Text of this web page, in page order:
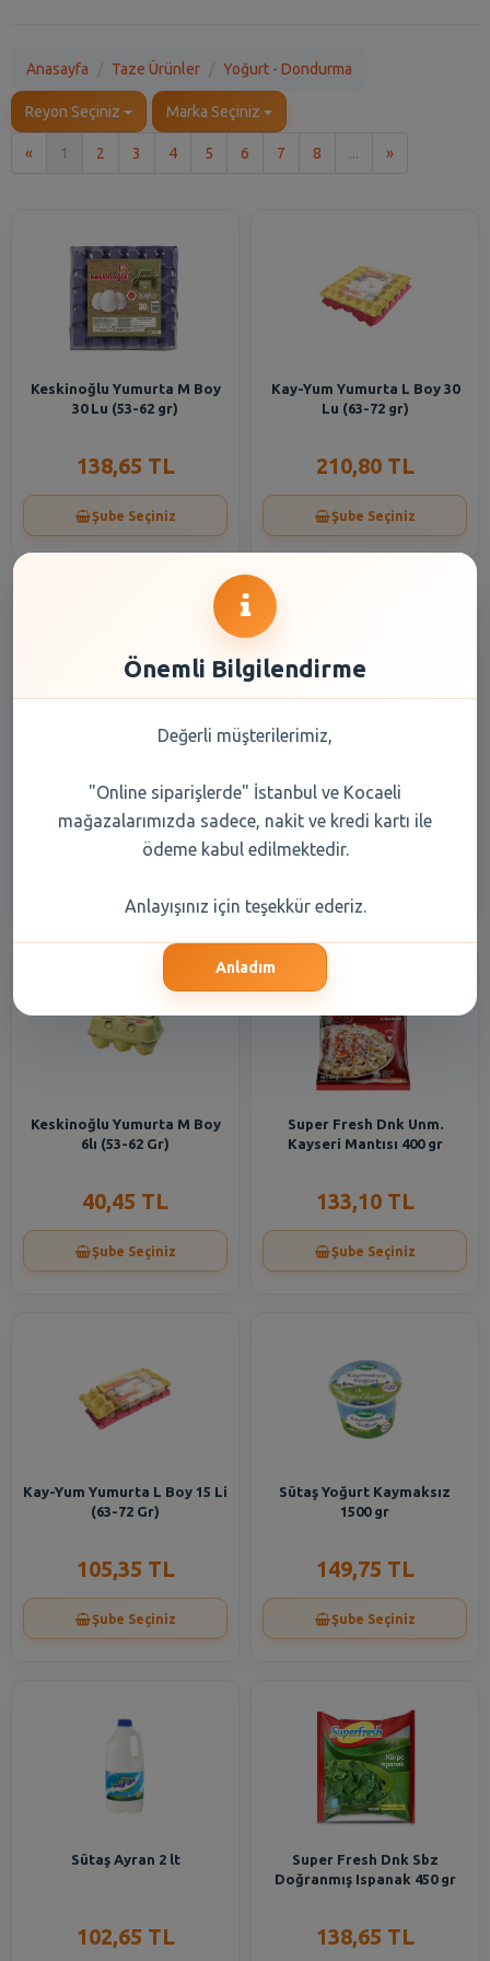
Anasayfa Taze Ürünler Yoğurt - Dondurma
Reyon Seçiniz Marka Seçiniz
« 1 2 3 4 5 6 7 8 ... »Son
Keskinoğlu Yumurta M Boy
30 Lu (53-62 gr)
138,65 TL
Şube Seçiniz
Kay-Yum Yumurta L Boy 30
Lu (63-72 gr)
210,80 TL
Şube Seçiniz
199,70 TL 77,60 TL
Keskinoğlu Yumurta M Boy
6lı (53-62 Gr)
40,45 TL
Şube Seçiniz
Super Fresh Dnk Unm.
Kayseri Mantısı 400 gr
133,10 TL
Şube Seçiniz
Kay-Yum Yumurta L Boy 15 Li
(63-72 Gr)
105,35 TL
Şube Seçiniz
Sütaş Yoğurt Kaymaksız
1500 gr
149,75 TL
Şube Seçiniz
Sütaş Ayran 2 lt
102,65 TL
Super Fresh Dnk Sbz
Doğranmış Ispanak 450 gr
138,65 TL
Önemli Bilgilendirme
Değerli müşterilerimiz,
"Online siparişlerde" İstanbul ve Kocaeli
mağazalarımızda sadece, nakit ve kredi kartı ile
ödeme kabul edilmektedir.
Anlayışınız için teşekkür ederiz.
Anladım